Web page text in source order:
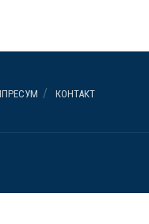
КОНТАКТ